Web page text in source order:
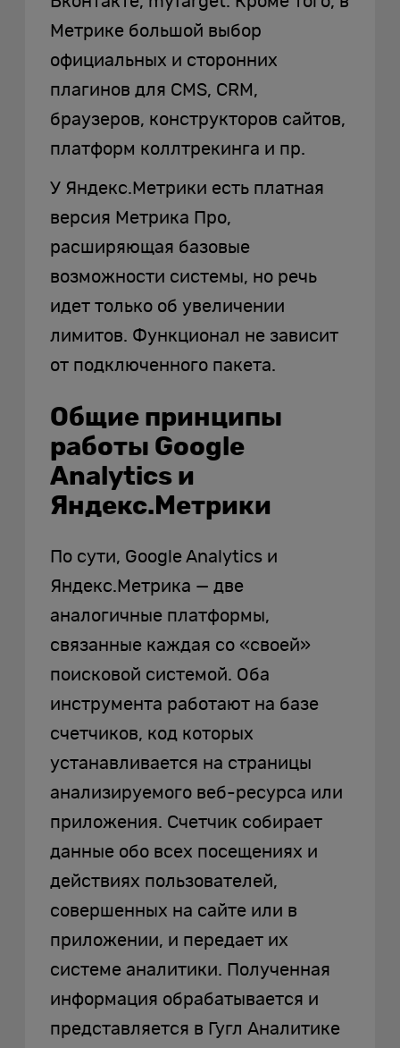
Метрике большой выбор
официальных и сторонних
плагинов для CMS, CRM,
браузеров, конструкторов сайтов,
платформ коллтрекинга и пр.
У Яндекс.Метрики есть платная
версия Метрика Про,
расширяющая базовые
возможности системы, но речь
идет только об увеличении
лимитов. Функционал не зависит
от подключенного пакета.
Общие принципы
работы Google
Analytics и
Яндекс.Метрики
По сути, Google Analytics и
Яндекс.Метрика — две
аналогичные платформы,
связанные каждая со «своей»
поисковой системой. Оба
инструмента работают на базе
счетчиков, код которых
устанавливается на страницы
анализируемого веб-ресурса или
приложения. Счетчик собирает
данные обо всех посещениях и
действиях пользователей,
совершенных на сайте или в
приложении, и передает их
системе аналитики. Полученная
информация обрабатывается и
представляется в Гугл Аналитике